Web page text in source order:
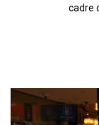
cadre